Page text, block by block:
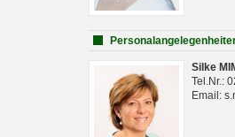
Silke
Tel.Nr.:
Email: